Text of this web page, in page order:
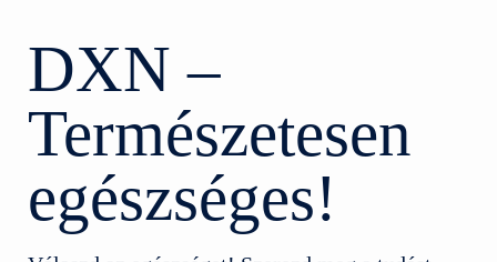
DXN –
Természetesen
egészséges!